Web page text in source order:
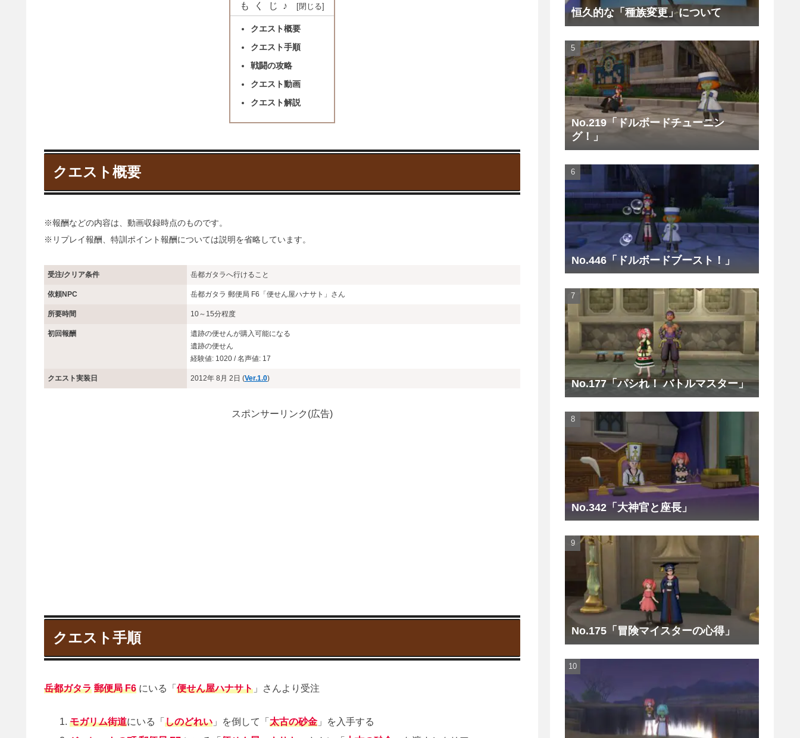
もくじ♪
クエスト概要
クエスト手順
戦闘の攻略
クエスト動画
クエスト解説
クエスト概要
※報酬などの内容は、動画収録時点のものです。
※リプレイ報酬、特訓ポイント報酬については説明を省略しています。
受注/クリア条件 岳都ガタラへ行けること
依頼NPC 岳都ガタラ 郵便局 F6「便せん屋ハナサト」さん
所要時間 10～15分程度
初回報酬
遺跡の便せんが購入可能になる
遺跡の便せん
経験値: 1020 / 名声値: 17
クエスト実装日 2012年 8月 2日 (Ver.1.0)
スポンサーリンク(広告)
クエスト手順
岳都ガタラ 郵便局 F6 にいる「 便せん屋ハナサト 」さんより受注
モガリム街道にいる「しのどれい 」を倒して「太古の砂金 」を入手する
恒久的な「種族変更」について
No.219「ドルボードチューニン
グ！」
No.446「ドルボードブースト！」
No.177「パシれ！ バトルマスター」
No.342「大神官と座長」
No.175「冒険マイスターの心得」